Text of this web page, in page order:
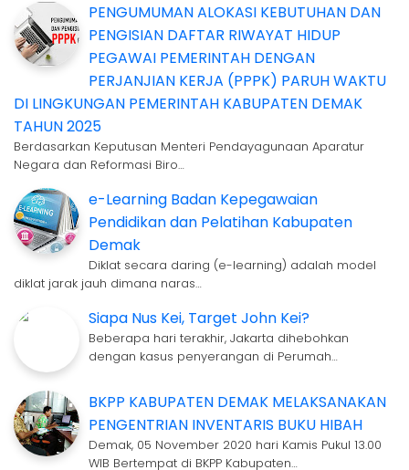
PENGUMUMAN ALOKASI KEBUTUHAN DAN
PENGISIAN DAFTAR RIWAYAT HIDUP
PEGAWAI PEMERINTAH DENGAN
PERJANJIAN KERJA (PPPK) PARUH WAKTU
DI LINGKUNGAN PEMERINTAH KABUPATEN DEMAK
TAHUN 2025
Berdasarkan Keputusan Menteri Pendayagunaan Aparatur
Negara dan Reformasi Biro…
e-Learning Badan Kepegawaian
Pendidikan dan Pelatihan Kabupaten
Demak
Diklat secara daring (e-learning) adalah model
diklat jarak jauh dimana naras…
Siapa Nus Kei, Target John Kei?
Beberapa hari terakhir, Jakarta dihebohkan
dengan kasus penyerangan di Perumah…
BKPP KABUPATEN DEMAK MELAKSANAKAN
PENGENTRIAN INVENTARIS BUKU HIBAH
Demak, 05 November 2020 hari Kamis Pukul 13.00
WIB Bertempat di BKPP Kabupaten…